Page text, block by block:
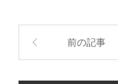
前の記事